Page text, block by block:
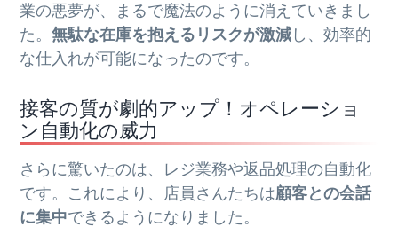
業の悪夢が、まるで魔法のように消えていきまし
た。無駄な在庫を抱えるリスクが激減 し、効率的
な仕入れが可能になったのです。
接客の質が劇的アップ！オペレーショ
ン自動化の威力
さらに驚いたのは、レジ業務や返品処理の自動化
です。これにより、店員さんたちは顧客との会話
に集中できるようになりました。